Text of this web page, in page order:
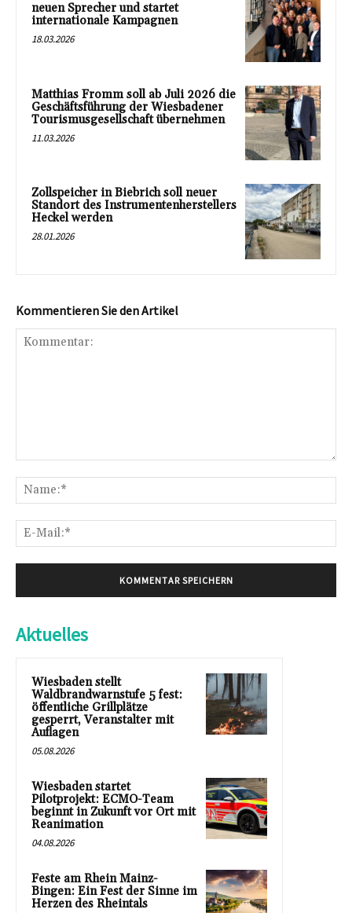
neuen Sprecher und startet
internationale Kampagnen
18.03.2026
Matthias Fromm soll ab Juli 2026 die
Geschäftsführung der Wiesbadener
Tourismusgesellschaft übernehmen
11.03.2026
Zollspeicher in Biebrich soll neuer
Standort des Instrumentenherstellers
Heckel werden
28.01.2026
Kommentieren Sie den Artikel
Aktuelles
Wiesbaden stellt
Waldbrandwarnstufe 5 fest:
öffentliche Grillplätze
gesperrt, Veranstalter mit
Auflagen
05.08.2026
Wiesbaden startet
Pilotprojekt: ECMO-Team
beginnt in Zukunft vor Ort mit
Reanimation
04.08.2026
Feste am Rhein Mainz-
Bingen: Ein Fest der Sinne im
Herzen des Rheintals